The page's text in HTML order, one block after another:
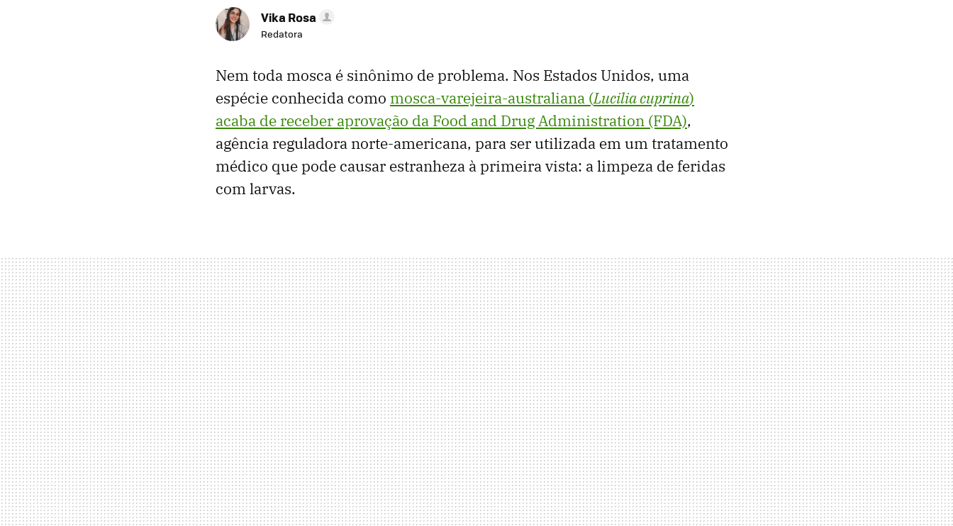
Vika Rosa
Redatora
Nem toda mosca é sinônimo de problema. Nos Estados Unidos, uma
espécie conhecida como mosca-varejeira-australiana (Lucilia cuprina)
acaba de receber aprovação da Food and Drug Administration (FDA),
agência reguladora norte-americana, para ser utilizada em um tratamento
médico que pode causar estranheza à primeira vista: a limpeza de feridas
com larvas.